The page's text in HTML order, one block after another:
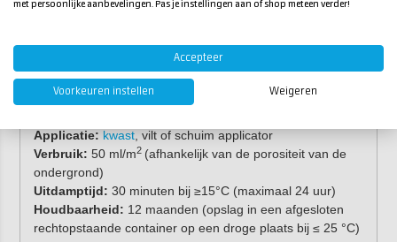
Chemische basis:oplosmiddelhoudende polyurethaan
Kleur:lichtgelig
Vaste stof gehalte:34%
Applicatie: kwast, vilt of schuim applicator
Verbruik: 50 ml/m2 (afhankelijk van de porositeit van de
ondergrond)
Uitdamptijd: 30 minuten bij ≥15°C (maximaal 24 uur)
Houdbaarheid: 12 maanden (opslag in een afgesloten
rechtopstaande container op een droge plaats bij ≤ 25 °C)
met persoonlijke aanbevelingen. Pas je instellingen aan of shop meteen verder!
Accepteer
Voorkeuren instellen Weigeren